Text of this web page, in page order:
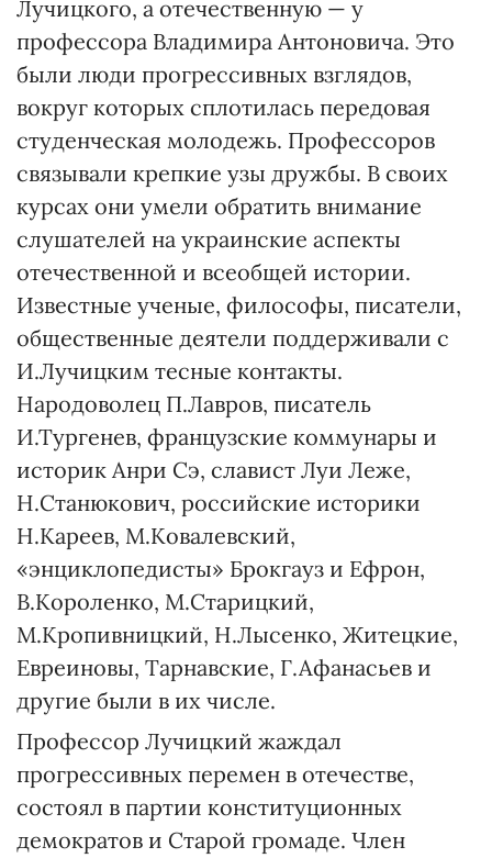
Лучицкого, а отечественную — у
профессора Владимира Антоновича. Это
были люди прогрессивных взглядов,
вокруг которых сплотилась передовая
студенческая молодежь. Профессоров
связывали крепкие узы дружбы. В своих
курсах они умели обратить внимание
слушателей на украинские аспекты
отечественной и всеобщей истории.
Известные ученые, философы, писатели,
общественные деятели поддерживали с
И.Лучицким тесные контакты.
Народоволец П.Лавров, писатель
И.Тургенев, французские коммунары и
историк Анри Сэ, славист Луи Леже,
Н.Станюкович, российские историки
Н.Кареев, М.Ковалевский,
«энциклопедисты» Брокгауз и Ефрон,
В.Короленко, М.Старицкий,
М.Кропивницкий, Н.Лысенко, Житецкие,
Евреиновы, Тарнавские, Г.Афанасьев и
другие были в их числе.
Профессор Лучицкий жаждал
прогрессивных перемен в отечестве,
состоял в партии конституционных
демократов и Старой громаде. Член